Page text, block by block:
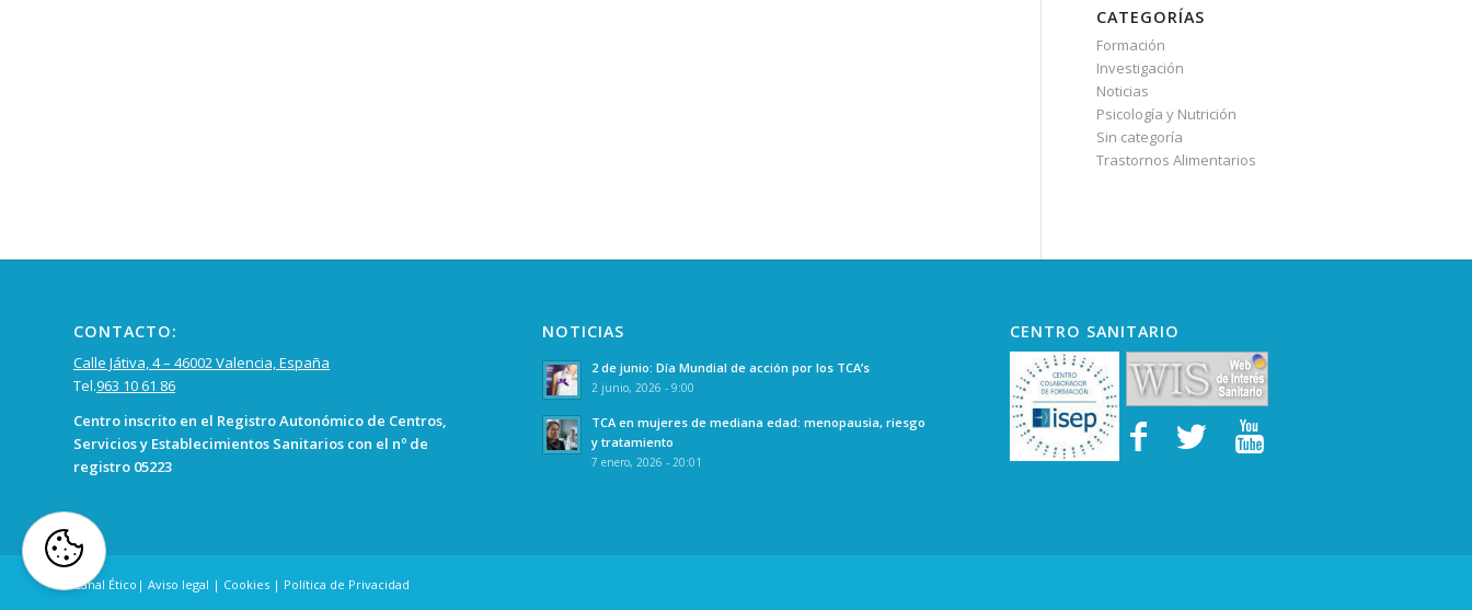
CATEGORÍAS
Formación
Investigación
Noticias
Psicología y Nutrición
Sin categoría
Trastornos Alimentarios
CONTACTO:
Calle Játiva, 4 – 46002 Valencia, España
Tel.963 10 61 86
Centro inscrito en el Registro Autonómico de Centros,
Servicios y Establecimientos Sanitarios con el nº de
registro 05223
NOTICIAS
2 de junio: Día Mundial de acción por los TCA’s
2 junio, 2026 - 9:00
TCA en mujeres de mediana edad: menopausia, riesgo
y tratamiento
7 enero, 2026 - 20:01
CENTRO SANITARIO
Canal Ético | Aviso legal | Cookies | Política de Privacidad